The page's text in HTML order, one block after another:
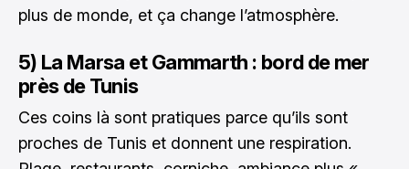
plus de monde, et ça change l’atmosphère.
5) La Marsa et Gammarth : bord de mer
près de Tunis
Ces coins là sont pratiques parce qu’ils sont
proches de Tunis et donnent une respiration.